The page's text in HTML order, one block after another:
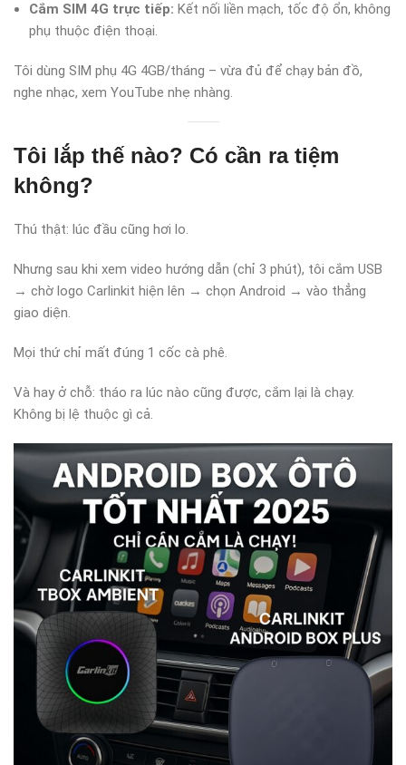
Cắm SIM 4G trực tiếp: Kết nối liền mạch, tốc độ ổn, không
phụ thuộc điện thoại.
Tôi dùng SIM phụ 4G 4GB/tháng – vừa đủ để chạy bản đồ,
nghe nhạc, xem YouTube nhẹ nhàng.
Tôi lắp thế nào? Có cần ra tiệm
không?
Thú thật: lúc đầu cũng hơi lo.
Nhưng sau khi xem video hướng dẫn (chỉ 3 phút), tôi cắm USB
→ chờ logo Carlinkit hiện lên → chọn Android → vào thẳng
giao diện.
Mọi thứ chỉ mất đúng 1 cốc cà phê.
Và hay ở chỗ: tháo ra lúc nào cũng được, cắm lại là chạy.
Không bị lệ thuộc gì cả.